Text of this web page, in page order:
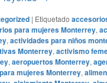
| Etiquetado
para mujeres Monterrey,
, actividades para niños
Monterrey, activismo
, aeropuertos Monterrey,
mujeres Monterrey,